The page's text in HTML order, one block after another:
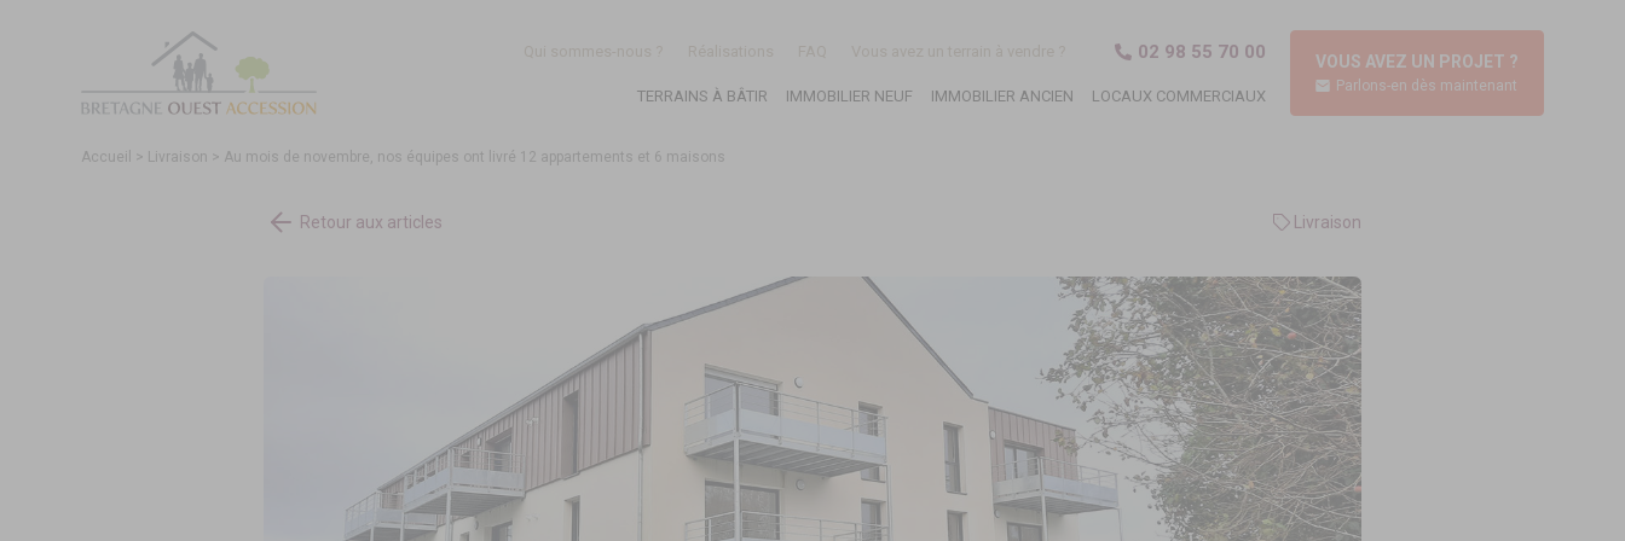
02 98 55 70 00
TERRAINS À BÂTIR IMMOBILIER NEUF IMMOBILIER ANCIEN LOCAUX COMMERCIAUX
VOUS AVEZ UN PROJET ?
Parlons-en dès maintenant
Accueil > Livraison > Au mois de novembre, nos équipes ont livré 12 appartements et 6 maisons
Retour aux articles Livraison